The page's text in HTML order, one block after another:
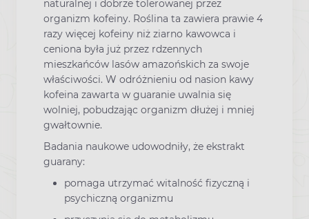
naturalnej i dobrze tolerowanej przez
organizm kofeiny. Roślina ta zawiera prawie 4
razy więcej kofeiny niż ziarno kawowca i
ceniona była już przez rdzennych
mieszkańców lasów amazońskich za swoje
właściwości. W odróżnieniu od nasion kawy
kofeina zawarta w guaranie uwalnia się
wolniej, pobudzając organizm dłużej i mniej
gwałtownie.
Badania naukowe udowodniły, że ekstrakt
guarany:
pomaga utrzymać witalność fizyczną i
psychiczną organizmu